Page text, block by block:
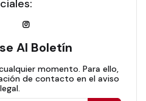
Al Boletín
momento. Para ello,
de contacto en el aviso
legal.